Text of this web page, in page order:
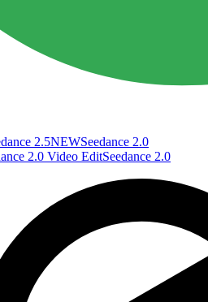
2.5NEWSeedance 2.0
2.0 Video EditSeedance 2.0